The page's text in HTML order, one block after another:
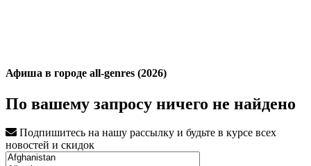
Афиша в городе all-genres (2026)
По вашему запросу ничего не найдено
Подпишитесь на нашу рассылку и будьте в курсе всех
новостей и скидок